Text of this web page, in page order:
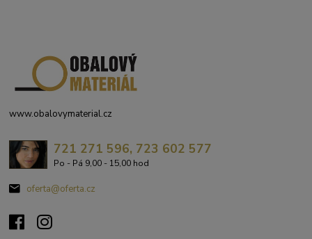
www.obalovymaterial.cz
721 271 596, 723 602 577
Po - Pá 9,00 - 15,00 hod
oferta@oferta.cz